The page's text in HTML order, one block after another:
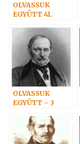
OLVASSUK
EGYÜTT 41.
OLVASSUK
EGYÜTT – 3